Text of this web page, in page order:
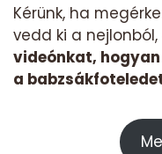
Kérünk, ha
vedd ki a
videónkat,
a